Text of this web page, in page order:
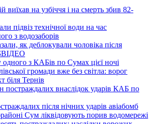
виїхав на узбіччя і на смерть збив 82-
підвіз технічної води на час
з водозаборів
як деблокували чоловіка після
ВІДЕО
з КАБів по Сумах цієї ночі
громади вже без світла: ворог
біля Тернів
постраждалих внаслідок ударів КАБ по
після нічних ударів авіабомб
Сум ліквідовують порив водомережі